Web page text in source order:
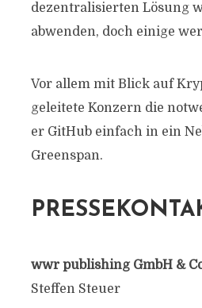
dezentralisierten Lösung
abwenden, doch einige
Vor allem mit Blick auf
geleitete Konzern die
er GitHub einfach in ein
Greenspan.
wwr publishing GmbH &
Steffen Steuer